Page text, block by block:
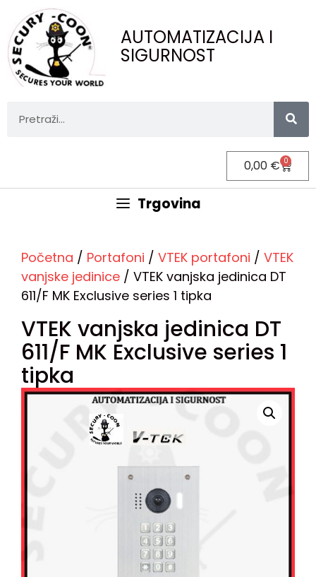
AUTOMATIZACIJA I
SIGURNOST
0,00 € 0
Trgovina
Početna / Portafoni / VTEK portafoni / VTEK
vanjske jedinice / VTEK vanjska jedinica DT
611/F MK Exclusive series 1 tipka
VTEK vanjska jedinica DT
611/F MK Exclusive series 1
tipka